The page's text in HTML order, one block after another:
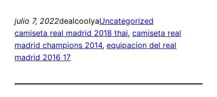
julio 7, 2022dealcoolyaUncategorized
camiseta real madrid 2018 thai, camiseta real
madrid champions 2014, equipacion del real
madrid 2016 17